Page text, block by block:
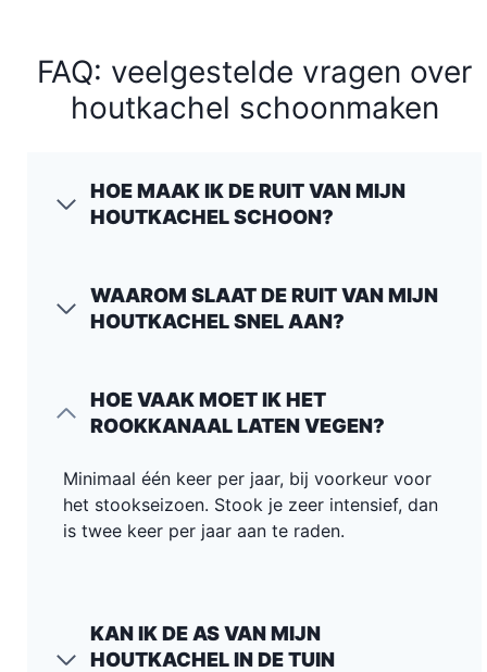
FAQ: veelgestelde vragen over
houtkachel schoonmaken
HOE MAAK IK DE RUIT VAN MIJN
HOUTKACHEL SCHOON?
WAAROM SLAAT DE RUIT VAN MIJN
HOUTKACHEL SNEL AAN?
HOE VAAK MOET IK HET
ROOKKANAAL LATEN VEGEN?
Minimaal één keer per jaar, bij voorkeur voor
het stookseizoen. Stook je zeer intensief, dan
is twee keer per jaar aan te raden.
KAN IK DE AS VAN MIJN
HOUTKACHEL IN DE TUIN